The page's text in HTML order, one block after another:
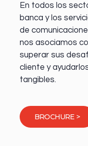
En todos los
banca y los
de
nos asociamos
superar sus
cliente y
tangibles.
BROCHURE >